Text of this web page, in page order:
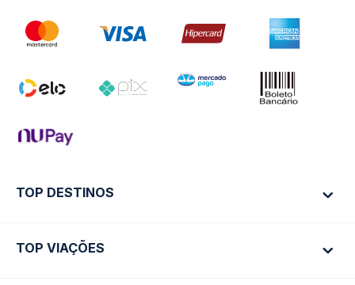
TOP DESTINOS
Ônibus Rio de Janeiro
TOP VIAÇÕES